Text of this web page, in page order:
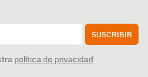
SUSCRIBIR
política de privacidad